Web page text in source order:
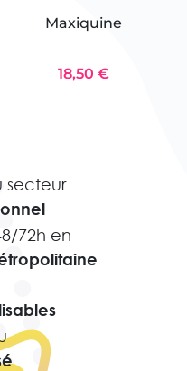
Maxiquine
18,50 €
secteur
72h en